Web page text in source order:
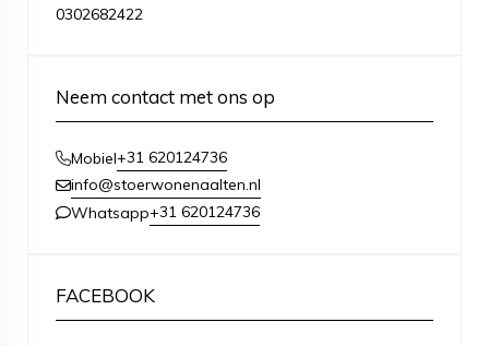
0302682422
Neem contact met ons op
Mobiel+31 620124736
info@stoerwonenaalten.nl
Whatsapp+31 620124736
FACEBOOK